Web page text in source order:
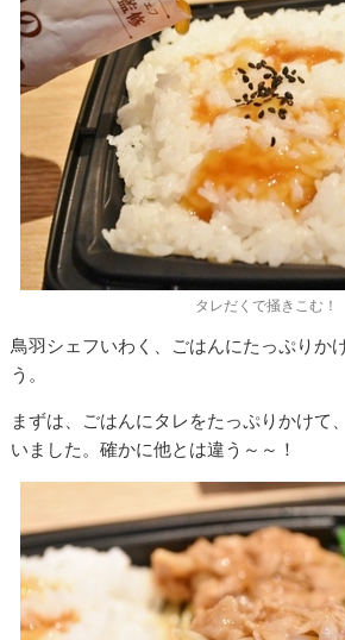
タレだくで掻きこむ！
鳥羽シェフいわく、ごはんにたっぷりか
う。
まずは、ごはんにタレをたっぷりかけて
いました。確かに他とは違う～～！